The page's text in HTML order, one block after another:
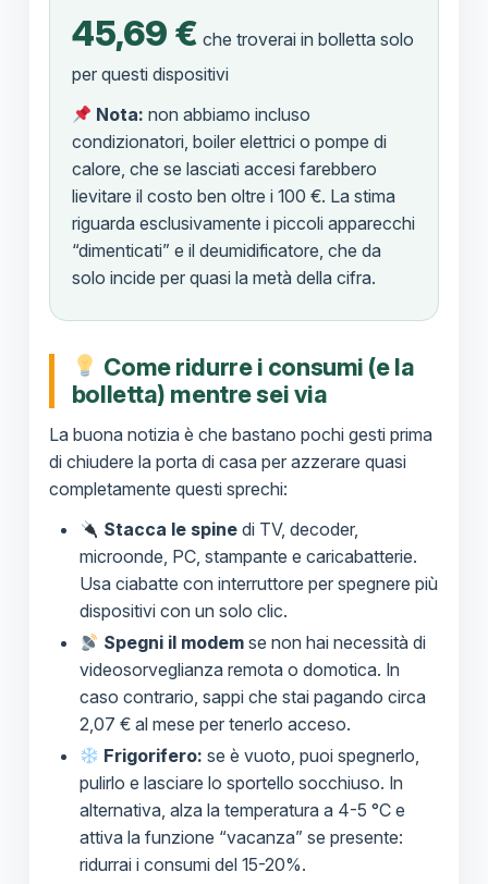
45,69 € che troverai in bolletta solo
per questi dispositivi
Nota: non abbiamo incluso
condizionatori, boiler elettrici o pompe di
calore, che se lasciati accesi farebbero
lievitare il costo ben oltre i 100 €. La stima
riguarda esclusivamente i piccoli apparecchi
“dimenticati” e il deumidificatore, che da
solo incide per quasi la metà della cifra.
Come ridurre i consumi (e la
bolletta) mentre sei via
La buona notizia è che bastano pochi gesti prima
di chiudere la porta di casa per azzerare quasi
completamente questi sprechi:
Stacca le spine di TV, decoder,
microonde, PC, stampante e caricabatterie.
Usa ciabatte con interruttore per spegnere più
dispositivi con un solo clic.
Spegni il modem se non hai necessità di
videosorveglianza remota o domotica. In
caso contrario, sappi che stai pagando circa
2,07 € al mese per tenerlo acceso.
Frigorifero: se è vuoto, puoi spegnerlo,
pulirlo e lasciare lo sportello socchiuso. In
alternativa, alza la temperatura a 4-5 °C e
attiva la funzione “vacanza” se presente:
ridurrai i consumi del 15-20%.